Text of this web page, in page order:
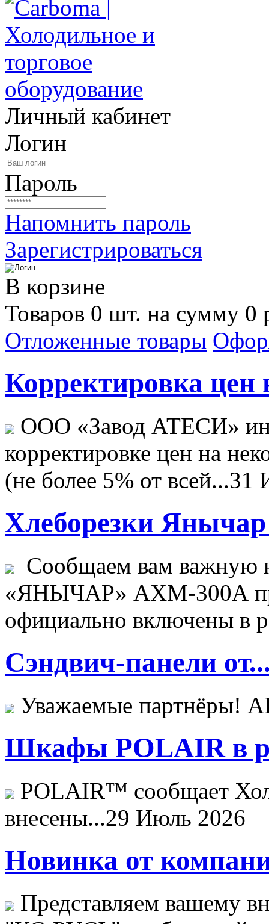
Личный кабинет
Логин
Пароль
Напомнить пароль
Зарегистрироваться
В корзине
Товаров 0 шт. на сумму 0
Отложенные товары
Корректировка цен
ООО «Завод АТЕСИ»
корректировке цен на
(не более 5% от всей...31
Хлеборезки Янычар
Сообщаем вам важную
«ЯНЫЧАР» АХМ-300А
официально включены в
Сэндвич-панели
Уважаемые
Шкафы POLAIR в
POLAIR™ сообщает
внесены...29 Июль 2026
Новинка от
Представляем вашему